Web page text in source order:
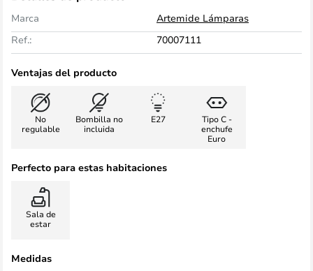
Marca
Artemide Lámparas
Ref.:
70007111
Ventajas del producto
No
regulable
Bombilla no
incluida
E27
Tipo C -
enchufe
Euro
Perfecto para estas habitaciones
Sala de
estar
Medidas